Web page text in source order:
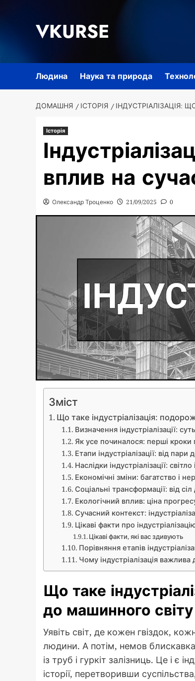
VKURSE
Людина Наука та природа
ДОМАШНЯ ІСТОРІЯ ІНДУСТРІАЛІЗАЦІЯ:
Історія
вплив на
Олександр Троценко 21/09/2025 0
Зміст
Що таке індустріалізація:
Визначення індустріалізації:
Як усе починалося: перші кроки
Етапи індустріалізації: від
Наслідки індустріалізації: світло
Економічні зміни: багатство і
Соціальні трансформації: від
Екологічний вплив: ціна
Сучасний контекст:
Цікаві факти про
Цікаві факти, які вас здивують
Порівняння етапів
Чому індустріалізація важлива
Що таке
до машинного світу
Уявіть світ, де кожен гвіздок,
людини. А потім, немов
із труб і гуркіт залізниць. Це і є
історії, перетворивши